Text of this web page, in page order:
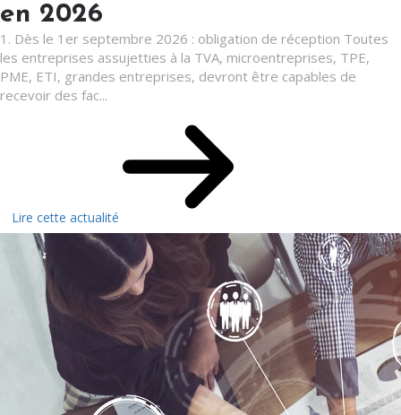
en 2026
1. Dès le 1er septembre 2026 : obligation de réception Toutes
les entreprises assujetties à la TVA, microentreprises, TPE,
PME, ETI, grandes entreprises, devront être capables de
recevoir des fac...
Lire cette actualité